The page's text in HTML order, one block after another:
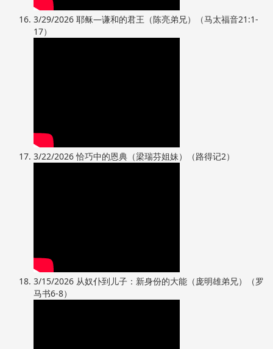
3/29/2026 耶稣—谦和的君王（陈亮弟兄）（马太福音21:1-
17）
3/22/2026 恰巧中的恩典（梁瑞芬姐妹）（路得记2）
3/15/2026 从奴仆到儿子：新身份的大能（庞明雄弟兄）（罗
马书6-8）